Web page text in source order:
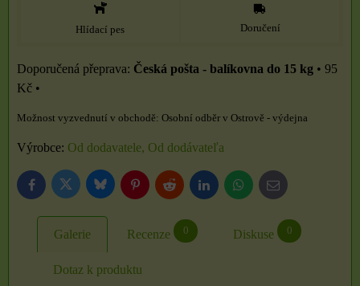
Hlídací pes Doručení
Česká pošta - balíkovna do 15 kg • 95
Kč •
Osobní odběr v Ostrově - výdejna
Výrobce: Od dodavatele, Od dodávateľa
FacebookTwitter BlueskyPinterestReddit LinkedInWhatsApp
E-
mail
Galerie Recenze 0 Diskuse 0
Dotaz k produktu